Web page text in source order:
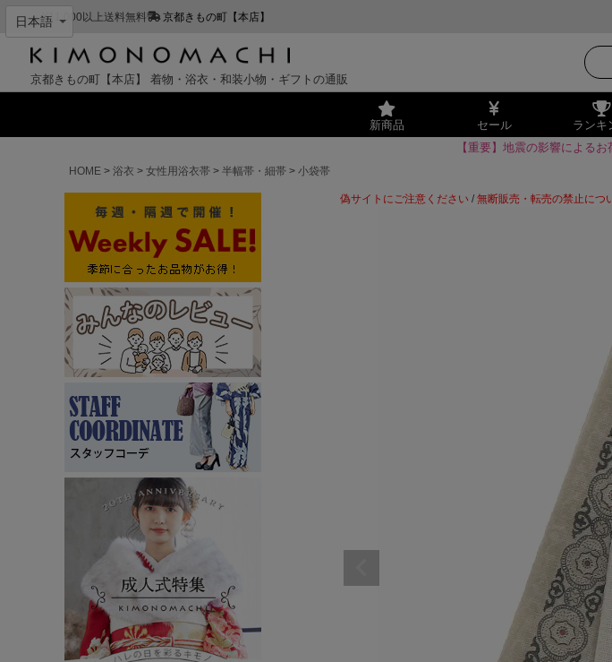
¥11,000以上送料無料 京都きもの町【本店】
京都きもの町【本店】 着物・浴衣・和装小物・ギフトの通販
新商品 セール ランキ
【重要】地震の影響による
HOME
浴衣 女性用浴衣帯 半幅帯・細帯 小袋帯
偽サイトにご注意ください / 無断販売・転売の禁止につ